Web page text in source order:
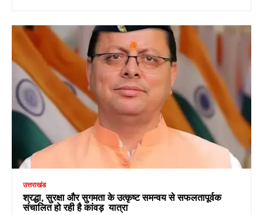
उत्तराखंड
श्रद्धा, सुरक्षा और सुगमता के उत्कृष्ट समन्वय से सफलतापूर्वक
संचालित हो रही है कांवड़ यात्रा